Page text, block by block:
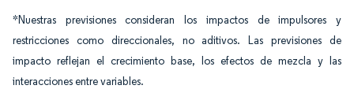
*Nuestras previsiones consideran los impactos de impulsores y
restricciones como direccionales, no aditivos. Las previsiones de
impacto reflejan el crecimiento base, los efectos de mezcla y las
interacciones entre variables.